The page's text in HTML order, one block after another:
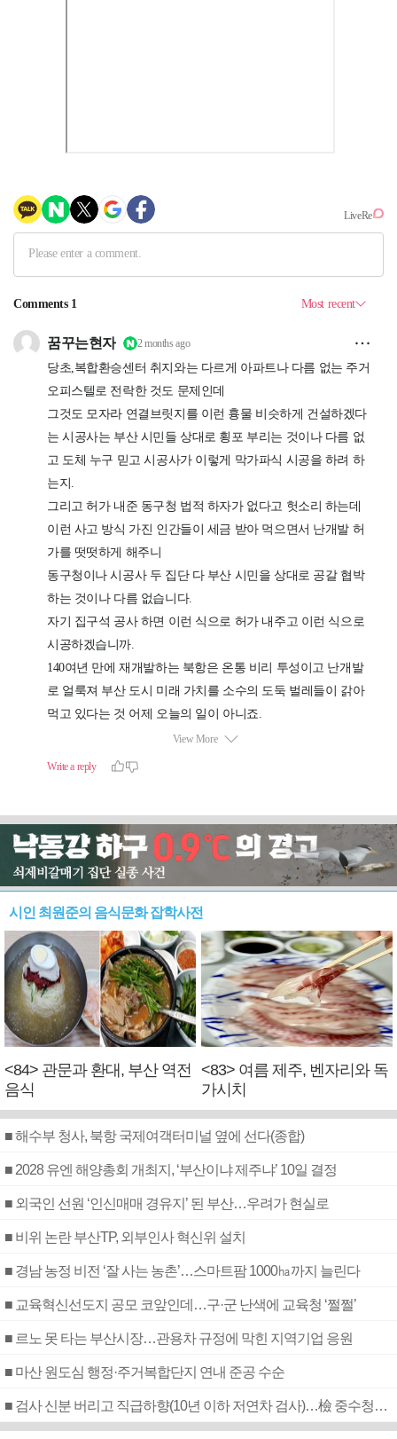
시인 최원준의 음식문화 잡학사전
<84> 관문과 환대, 부산 역전
음식
<83> 여름 제주, 벤자리와 독
가시치
■ 해수부 청사, 북항 국제여객터미널 옆에 선다(종합)
■ 2028 유엔 해양총회 개최지, ‘부산이냐 제주냐’ 10일 결정
■ 외국인 선원 ‘인신매매 경유지’ 된 부산…우려가 현실로
■ 비위 논란 부산TP, 외부인사 혁신위 설치
■ 경남 농정 비전 ‘잘 사는 농촌’…스마트팜 1000㏊까지 늘린다
■ 교육혁신선도지 공모 코앞인데…구·군 난색에 교육청 ‘쩔쩔’
■ 르노 못 타는 부산시장…관용차 규정에 막힌 지역기업 응원
■ 마산 원도심 행정·주거복합단지 연내 준공 수순
■ 검사 신분 버리고 직급하향(10년 이하 저연차 검사)…檢 중수청행 기피